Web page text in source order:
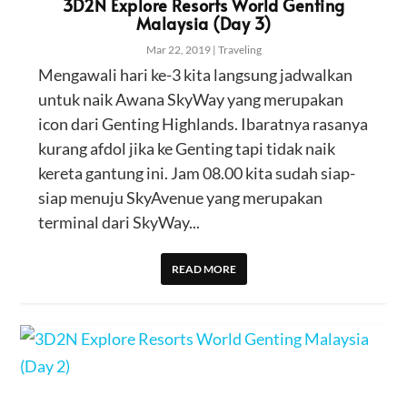
3D2N Explore Resorts World Genting
Malaysia (Day 3)
Mar 22, 2019| Traveling
Mengawali hari ke-3 kita langsung jadwalkan
untuk naik Awana SkyWay yang merupakan
icon dari Genting Highlands. Ibaratnya rasanya
kurang afdol jika ke Genting tapi tidak naik
kereta gantung ini. Jam 08.00 kita sudah siap-
siap menuju SkyAvenue yang merupakan
terminal dari SkyWay...
READ MORE